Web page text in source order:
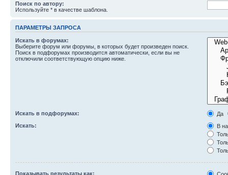
Поиск по автору:
Используйте * в качестве шаблона.
ПАРАМЕТРЫ ЗАПРОСА
Искать в форумах:
Выберите форум или форумы, в которых будет произведен поиск.
Поиск в подфорумах производится автоматически, если вы не
отключили соответствующую опцию ниже.
Искать в подфорумах:
Да
Искать:
В
Показывать результаты как: